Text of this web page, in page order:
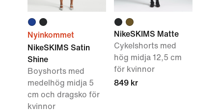
Nyinkommet
NikeSKIMS Satin
Shine
Boyshorts med
medelhög midja 5
cm och dragsko för
kvinnor
NikeSKIMS Matte
Cykelshorts med
hög midja 12,5 cm
för kvinnor
849 kr